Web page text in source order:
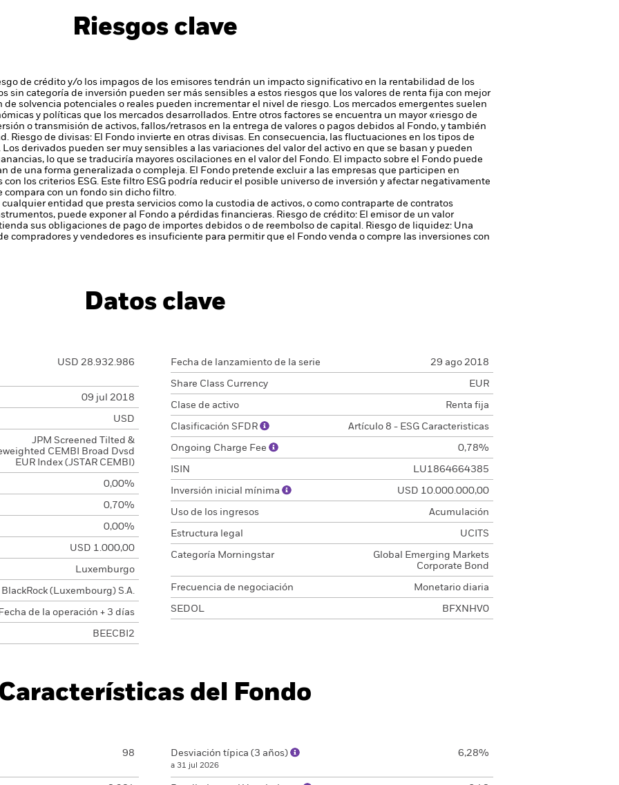
Riesgos clave
de crédito y/o los impagos de los emisores tendrán un impacto significativo en la rentabilidad de los
sin categoría de inversión pueden ser más sensibles a estos riesgos que los valores de renta fija con mejor
solvencia potenciales o reales pueden incrementar el nivel de riesgo. Los mercados emergentes suelen
y políticas que los mercados desarrollados. Entre otros factores se encuentra un mayor «riesgo de
o transmisión de activos, fallos/retrasos en la entrega de valores o pagos debidos al Fondo, y también
Riesgo de divisas: El Fondo invierte en otras divisas. En consecuencia, las fluctuaciones en los tipos de
Los derivados pueden ser muy sensibles a las variaciones del valor del activo en que se basan y pueden
lo que se traduciría mayores oscilaciones en el valor del Fondo. El impacto sobre el Fondo puede
de una forma generalizada o compleja. El Fondo pretende excluir a las empresas que participen en
los criterios ESG. Este filtro ESG podría reducir el posible universo de inversión y afectar negativamente
compara con un fondo sin dicho filtro.
entidad que presta servicios como la custodia de activos, o como contraparte de contratos
puede exponer al Fondo a pérdidas financieras. Riesgo de crédito: El emisor de un valor
sus obligaciones de pago de importes debidos o de reembolso de capital. Riesgo de liquidez: Una
compradores y vendedores es insuficiente para permitir que el Fondo venda o compre las inversiones con
Datos clave
USD 28.932.986
09 jul 2018
USD
JPM Screened Tilted &
CEMBI Broad Dvsd
EUR Index (JSTAR CEMBI)
0,00%
0,70%
0,00%
USD 1.000,00
Luxemburgo
BlackRock (Luxembourg) S.A.
Fecha de la operación + 3 días
BEECBI2
Fecha de lanzamiento de la serie 29 ago 2018
Share Class Currency EUR
Clase de activo Renta fija
Clasificación SFDR Artículo 8 - ESG Caracteristicas
Ongoing Charge Fee 0,78%
ISIN LU1864664385
Inversión inicial mínima USD 10.000.000,00
Uso de los ingresos Acumulación
Estructura legal UCITS
Categoría Morningstar
Global Emerging Markets
Corporate Bond
Frecuencia de negociación Monetario diaria
SEDOL BFXNHV0
del Fondo
98 Desviación típica (3 años)
a 31 jul 2026
6,28%